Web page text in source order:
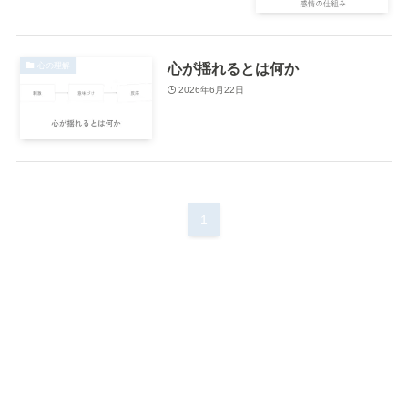
心が揺れるとは何か
2026年6月22日
1